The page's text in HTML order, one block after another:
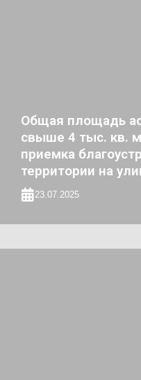
Общая площадь
свыше 4 тыс. кв.
приемка
территории на
23.07.2025